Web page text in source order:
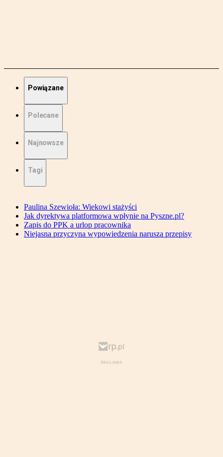
Powiązane
Polecane
Najnowsze
Tagi
Paulina Szewioła: Wiekowi stażyści
Jak dyrektywa platformowa wpłynie na Pyszne.pl?
Zapis do PPK a urlop pracownika
Niejasna przyczyna wypowiedzenia narusza przepisy